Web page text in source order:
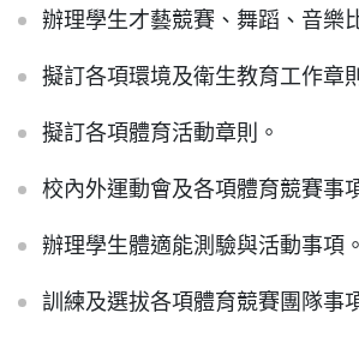
辦理學生才藝競賽、舞蹈、音樂
擬訂各項環境及衛生教育工作章
擬訂各項體育活動章則。
校內外運動會及各項體育競賽事
辦理學生體適能測驗與活動事項。
訓練及選拔各項體育競賽團隊事